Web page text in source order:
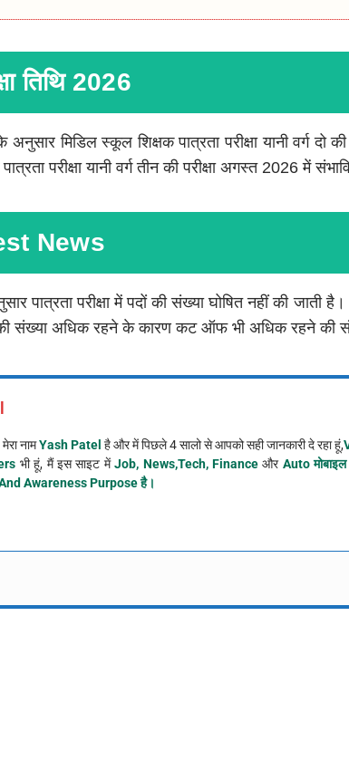
तिथि 2026
अनुसार मिडिल स्कूल शिक्षक पात्रता परीक्षा यानी वर्ग दो
परीक्षा यानी वर्ग तीन की परीक्षा अगस्त 2026 में
News
परीक्षा में पदों की संख्या घोषित नहीं की जाती
संख्या अधिक रहने के कारण कट ऑफ भी अधिक रहने की
नामYash Patel है और में पिछले 4 सालो से आपको सही जानकारी दे रहा हूं,
भी हूं, मैं इस साइट मेंJob, News,Tech, Finance और Auto मोबाइल
Awareness Purpose है।